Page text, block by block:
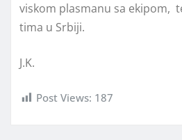
viskom plasmanu sa ekipom,
tima u Srbiji.
J.K.
Post Views: 187